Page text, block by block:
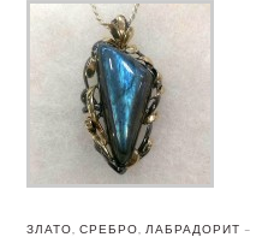
ЗЛАТО, СРЕБРО, ЛАБРАДОРИТ –